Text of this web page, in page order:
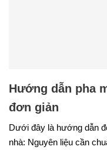
Hướng dẫn pha
đơn giản
Dưới đây là hướng dẫn
nhà: Nguyên liệu cần